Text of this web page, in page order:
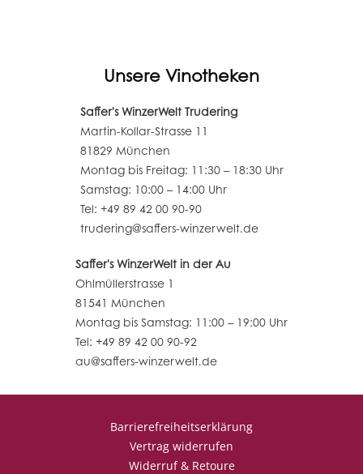
Unsere Vinotheken
Saffer's WinzerWelt Trudering
Martin-Kollar-Strasse 11
81829 München
Montag bis Freitag: 11:30 – 18:30 Uhr
Samstag: 10:00 – 14:00 Uhr
Tel: +49 89 42 00 90-90
trudering@saffers-winzerwelt.de
Saffer's WinzerWelt in der Au
Ohlmüllerstrasse 1
81541 München
Montag bis Samstag: 11:00 – 19:00 Uhr
Tel: +49 89 42 00 90-92
au@saffers-winzerwelt.de
Barrierefreiheitserklärung
Vertrag widerrufen
Widerruf & Retoure